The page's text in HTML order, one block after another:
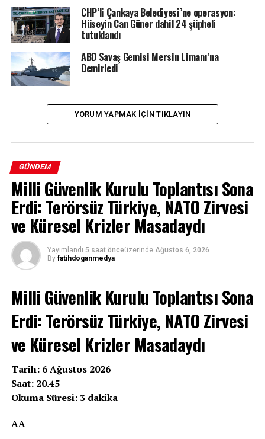
CHP’li Çankaya Belediyesi’ne operasyon:
Hüseyin Can Güner dahil 24 şüpheli
tutuklandı
ABD Savaş Gemisi Mersin Limanı’na
Demirledi
YORUM YAPMAK IÇIN TIKLAYIN
GÜNDEM
Milli Güvenlik Kurulu Toplantısı Sona
Erdi: Terörsüz Türkiye, NATO Zirvesi
ve Küresel Krizler Masadaydı
Yayımlandı 5 saat önceüzerinde Ağustos 6, 2026
By fatihdoganmedya
Milli Güvenlik Kurulu Toplantısı Sona
Erdi: Terörsüz Türkiye, NATO Zirvesi
ve Küresel Krizler Masadaydı
Tarih: 6 Ağustos 2026
Saat: 20.45
Okuma Süresi: 3 dakika
AA